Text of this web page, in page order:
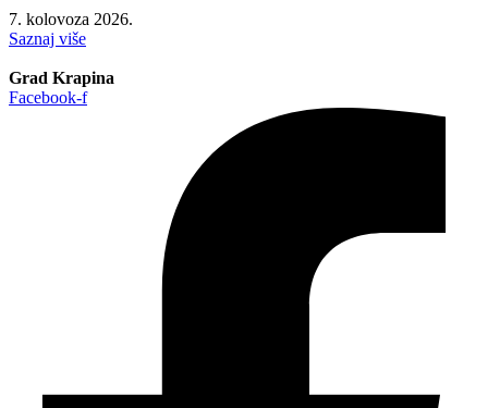
7. kolovoza 2026.
Saznaj više
Grad Krapina
Facebook-f